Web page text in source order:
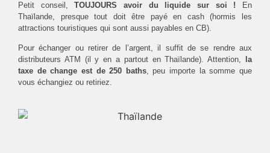
Petit conseil, TOUJOURS avoir du liquide sur soi ! En
Thaïlande, presque tout doit être payé en cash (hormis les
attractions touristiques qui sont aussi payables en CB).
Pour échanger ou retirer de l’argent, il suffit de se rendre aux
distributeurs ATM (il y en a partout en Thaïlande). Attention,
la
taxe de change est de 250 baths, peu importe la somme que
vous échangiez ou retiriez.